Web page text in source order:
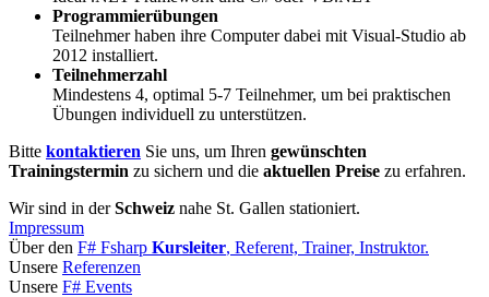
Programmierübungen
Teilnehmer haben ihre Computer dabei mit Visual-Studio ab
2012 installiert.
Teilnehmerzahl
Mindestens 4, optimal 5-7 Teilnehmer, um bei praktischen
Übungen individuell zu unterstützen.
Bitte kontaktieren Sie uns, um Ihren gewünschten
Trainingstermin zu sichern und die aktuellen Preise zu erfahren.
Wir sind in derSchweiz nahe St. Gallen stationiert.
Impressum
Über den F# Fsharp Kursleiter, Referent, Trainer, Instruktor.
Unsere Referenzen
Unsere F# Events